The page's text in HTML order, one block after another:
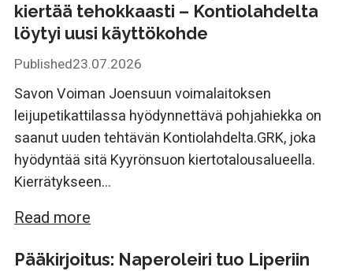
kiertää tehokkaasti – Kontiolahdelta
löytyi uusi käyttökohde
Published23.07.2026
Savon Voiman Joensuun voimalaitoksen
leijupetikattilassa hyödynnettävä pohjahiekka on
saanut uuden tehtävän Kontiolahdelta.GRK, joka
hyödyntää sitä Kyyrönsuon kiertotalousalueella.
Kierrätykseen...
Read more
Pääkirjoitus: Naperoleiri tuo Liperiin